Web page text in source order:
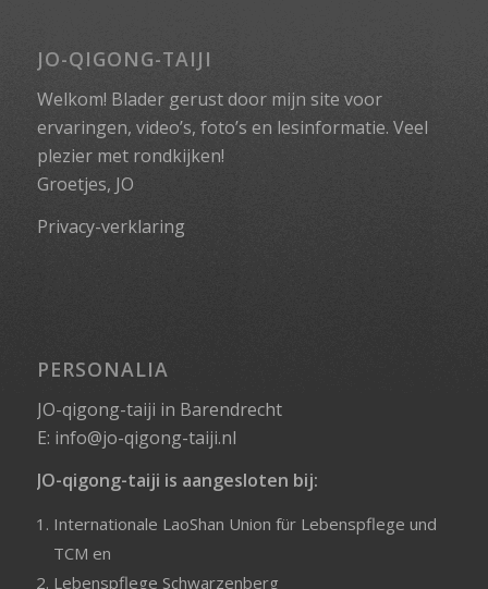
JO-QIGONG-TAIJI
Welkom! Blader gerust door mijn site voor
ervaringen, video’s, foto’s en lesinformatie. Veel
plezier met rondkijken!
Groetjes, JO
Privacy-verklaring
PERSONALIA
JO-qigong-taiji in Barendrecht
E: info@jo-qigong-taiji.nl
JO-qigong-taiji is aangesloten bij:
Internationale LaoShan Union für Lebenspflege und
TCM en
Lebenspflege Schwarzenberg